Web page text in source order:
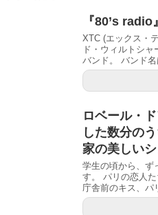
『80’s
XTC (エックス・
ド・ウィルトシャ
バンド。 バンド
ロベール・
した数分の
家の美しい
学生の頃から、ず
す。 パリの恋人
庁舎前のキス、パ